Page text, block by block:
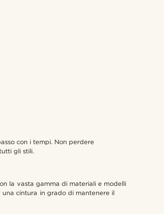
con i tempi. Non perdere
gli stili.
la vasta gamma di materiali e modelli
cintura in grado di mantenere il